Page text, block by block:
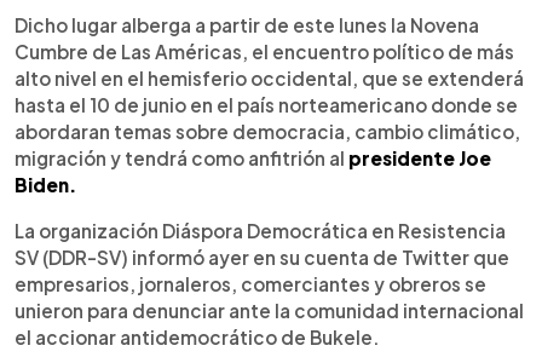
Dicho lugar alberga a partir de este lunes la Novena
Cumbre de Las Américas, el encuentro político de más
alto nivel en el hemisferio occidental, que se extenderá
hasta el 10 de junio en el país norteamericano donde se
abordaran temas sobre democracia, cambio climático,
migración y tendrá como anfitrión al presidente Joe
Biden.
La organización Diáspora Democrática en Resistencia
SV (DDR-SV) informó ayer en su cuenta de Twitter que
empresarios, jornaleros, comerciantes y obreros se
unieron para denunciar ante la comunidad internacional
el accionar antidemocrático de Bukele.